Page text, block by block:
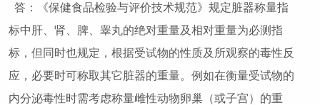
答：《保健食品检验与评价技术规范》规定脏器称量指
标中肝、肾、脾、睾丸的绝对重量及相对重量为必测指
标，但同时也规定，根据受试物的性质及所观察的毒性反
应，必要时可称取其它脏器的重量。例如在衡量受试物的
内分泌毒性时需考虑称量雌性动物卵巢（或子宫）的重